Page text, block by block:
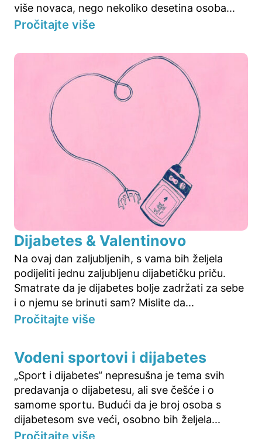
više novaca, nego nekoliko desetina osoba...
Pročitajte više
Dijabetes & Valentinovo
Na ovaj dan zaljubljenih, s vama bih željela
podijeliti jednu zaljubljenu dijabetičku priču.
Smatrate da je dijabetes bolje zadržati za sebe
i o njemu se brinuti sam? Mislite da...
Pročitajte više
Vodeni sportovi i dijabetes
„Sport i dijabetes“ nepresušna je tema svih
predavanja o dijabetesu, ali sve češće i o
samome sportu. Budući da je broj osoba s
dijabetesom sve veći, osobno bih željela...
Pročitajte više